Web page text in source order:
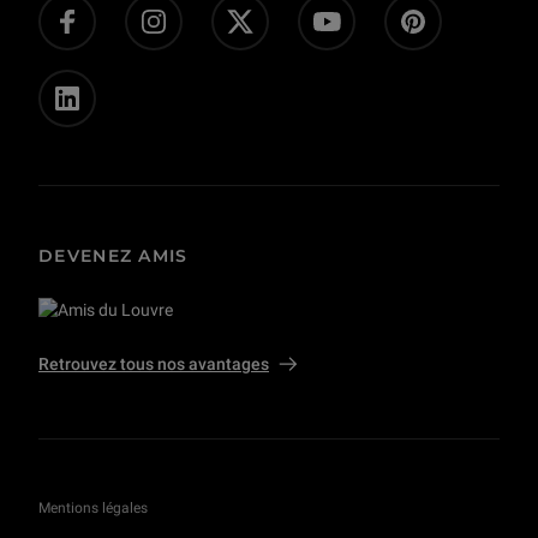
Presse
Privatisations et tournages
DEVENEZ AMIS
Retrouvez tous nos avantages
Mentions légales